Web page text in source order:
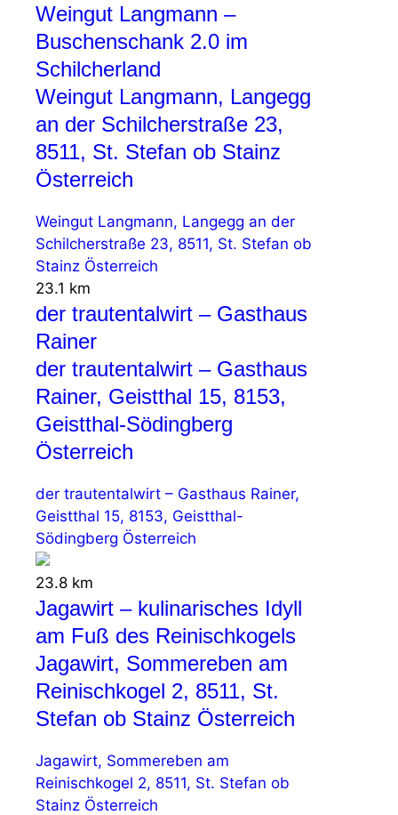
Weingut Langmann –
Buschenschank 2.0 im
Schilcherland
Weingut Langmann, Langegg
an der Schilcherstraße 23,
8511, St. Stefan ob Stainz
Österreich
Weingut Langmann, Langegg an der
Schilcherstraße 23, 8511, St. Stefan ob
Stainz Österreich
23.1 km
der trautentalwirt – Gasthaus
Rainer
der trautentalwirt – Gasthaus
Rainer, Geistthal 15, 8153,
Geistthal-Södingberg
Österreich
der trautentalwirt – Gasthaus Rainer,
Geistthal 15, 8153, Geistthal-
Södingberg Österreich
23.8 km
Jagawirt – kulinarisches Idyll
am Fuß des Reinischkogels
Jagawirt, Sommereben am
Reinischkogel 2, 8511, St.
Stefan ob Stainz Österreich
Jagawirt, Sommereben am
Reinischkogel 2, 8511, St. Stefan ob
Stainz Österreich